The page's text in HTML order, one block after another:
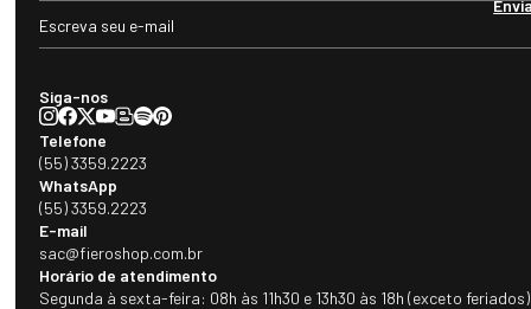
seus clientes, que podem contar com o aquecimento, conforto e
proteção dos produtos Heat Holders estejam em casa, no trabalho
Tabela de medidas:
P: para calçados do tamanho 23 a 26
-
M: para calçados do tamanho 27 a 31
-
G: para calçados do tamanho 32 a 37
Siga-nos
Telefone
(55) 3359.2223
WhatsApp
(55) 3359.2223
E-mail
sac@fieroshop.com.br
Horário de atendimento
Segunda à sexta-feira: 08h às 11h30 e 13h30 às 18h (exceto feriados)